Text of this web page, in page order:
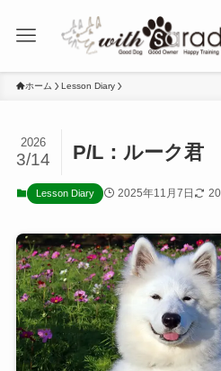
ホーム Lesson Diary
P/L：ルーク君
2026
3/14
Lesson Diary 2025年11月7日